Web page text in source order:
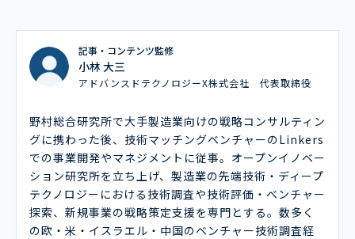
記事・コンテンツ監修
小林 大三
アドバンスドテクノロジーX株式会社 代表取締役
野村総合研究所で大手製造業向けの戦略コンサルティン
グに携わった後、技術マッチングベンチャーのLinkers
での事業開発やマネジメントに従事。オープンイノベー
ション研究所を立ち上げ、製造業の先端技術・ディープ
テクノロジーにおける技術調査や技術評価・ベンチャー
探索、新規事業の戦略策定支援を専門とする。数多く
の欧・米・イスラエル・中国のベンチャー技術調査経